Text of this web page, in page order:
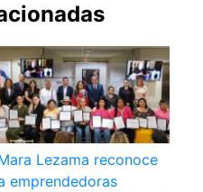
Lezama reconoce
emprendedoras